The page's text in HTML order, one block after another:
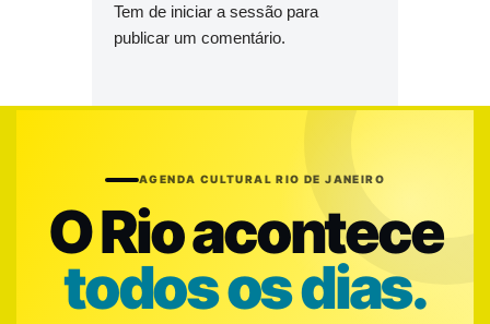
Tem de iniciar a sessão para
publicar um comentário.
AGENDA CULTURAL RIO DE JANEIRO
O Rio acontece
todos os dias.